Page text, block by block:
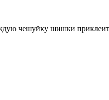
чешуйку шишки